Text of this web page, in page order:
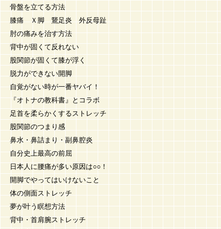
骨盤を立てる方法
膝痛 Ｘ脚 鵞足炎 外反母趾
肘の痛みを治す方法
背中が固くて反れない
股関節が固くて膝が浮く
脱力ができない開脚
自覚がない時が一番ヤバイ！
『オトナの教科書』とコラボ
足首を柔らかくするストレッチ
股関節のつまり感
鼻水・鼻詰まり・副鼻腔炎
自分史上最高の前屈
日本人に腰痛が多い原因は○○！
開脚でやってはいけないこと
体の側面ストレッチ
夢が叶う瞑想方法
背中・首肩腕ストレッチ